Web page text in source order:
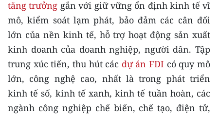
Infographic
TIN MỚI
TIN ĐỊA PHƯƠNG
Trung du và miền núi phía Bắc
Đồng bằng sông Hồng
tăng trưởng gắn với giữ vững ổn định kinh tế vĩ
mô, kiểm soát lạm phát, bảo đảm các cân đối
lớn của nền kinh tế, hỗ trợ hoạt động sản xuất
kinh doanh của doanh nghiệp, người dân. Tập
trung xúc tiến, thu hút các dự án FDI có quy mô
lớn, công nghệ cao, nhất là trong phát triển
kinh tế số, kinh tế xanh, kinh tế tuần hoàn, các
ngành công nghiệp chế biến, chế tạo, điện tử,